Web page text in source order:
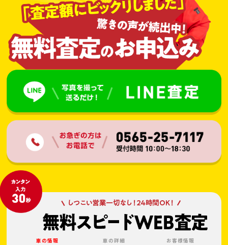
車の情報 車の詳細 お客様情報